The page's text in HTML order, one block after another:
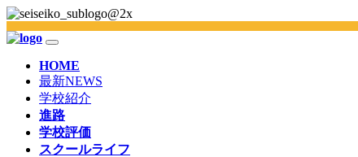
HOME
最新NEWS
学校紹介
進路
学校評価
スクールライフ